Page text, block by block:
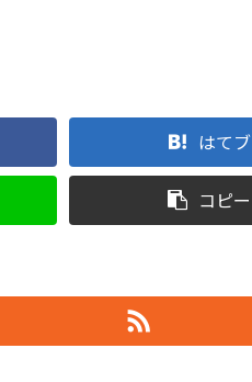
はてブ
コピー